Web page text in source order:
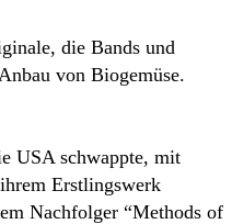
die Bands und
von Biogemüse.
USA schwappte, mit
Erstlingswerk
Nachfolger “Methods of